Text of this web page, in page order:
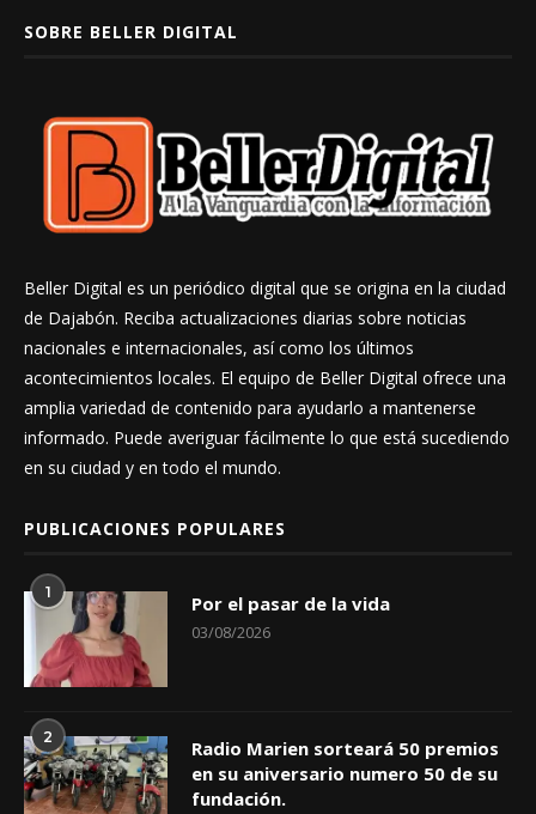
SOBRE BELLER DIGITAL
Beller Digital es un periódico digital que se origina en la ciudad
de Dajabón. Reciba actualizaciones diarias sobre noticias
nacionales e internacionales, así como los últimos
acontecimientos locales. El equipo de Beller Digital ofrece una
amplia variedad de contenido para ayudarlo a mantenerse
informado. Puede averiguar fácilmente lo que está sucediendo
en su ciudad y en todo el mundo.
PUBLICACIONES POPULARES
1 Por el pasar de la vida
03/08/2026
2
Radio Marien sorteará 50 premios
en su aniversario numero 50 de su
fundación.